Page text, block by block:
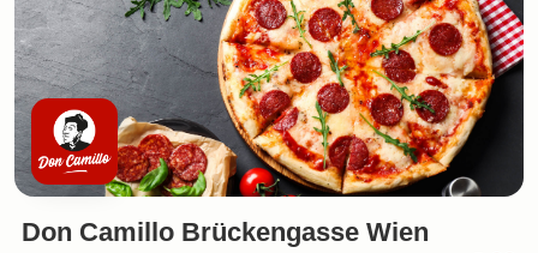
Don Camillo Brückengasse Wien